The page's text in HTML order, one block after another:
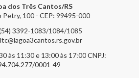
dos Três Cantos/RS
Petry, 100 - CEP: 99495-000
3392-1083/1084/1085
às 11:30 e 13:00 às 17:00CNPJ:
0001-49